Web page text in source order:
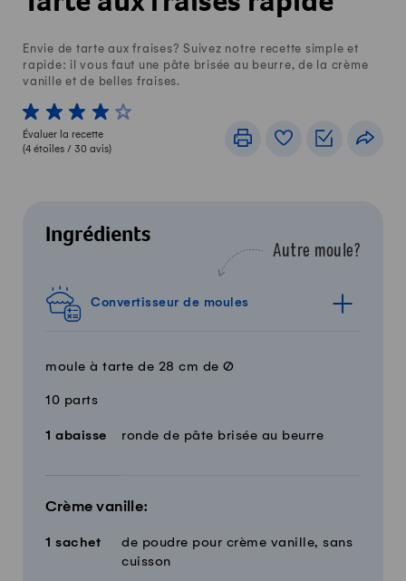
Envie de tarte aux fraises? Suivez notre recette simple et
rapide: il vous faut une pâte brisée au beurre, de la crème
vanille et de belles fraises.
1 von 5 étoiles
2 von 5 étoiles
3 von 5 étoiles
4 von 5 étoiles
5 von 5 étoiles
Évaluer la recette
(4 étoiles / 30 avis)
ImprimerLivre de recettes
Listes de
Ingrédients
Autre moule?
Convertisseur de moules
moule à tarte de 28 cm de Ø
10 parts
QuantitéIngrédients
1 abaisse ronde de pâte brisée au beurre
Crème vanille:
1 sachet
de poudre pour crème vanille, sans
cuisson